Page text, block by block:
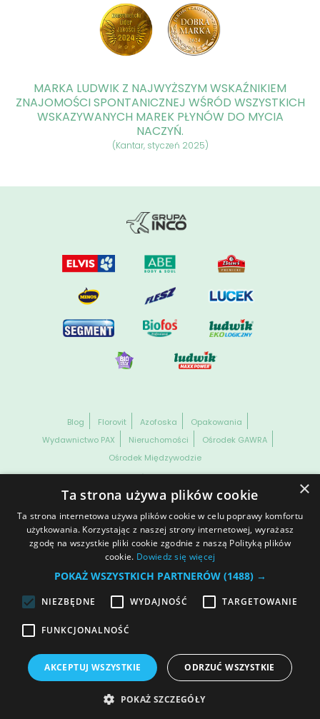
MARKA LUDWIK Z NAJWYŻSZYM WSKAŹNIKIEM
ZNAJOMOŚCI SPONTANICZNEJ WŚRÓD WSZYSTKICH
WSKAZYWANYCH MAREK PŁYNÓW DO MYCIA
NACZYŃ.
(Kantar, styczeń 2025)
Blog Florovit Azofoska
Opakowania
Wydawnictwo PAX
Nieruchomości
Ośrodek GAWRA
Ośrodek Międzywodzie
WSZELKIE PRAWA ZASTRZEŻONE. GRUPA INCO S.A. INFORMACJE
ZAWARTE NA NASZEJ STRONIE NIE STANOWIĄ OFERTY HANDLOWEJ
W ROZUMIENIU OBOWIĄZUJĄCYCH PRZEPISÓW KODEKSU
CYWILNEGO CZY PRAWA HANDLOWEGO.
Dane spółki
Prawa autorskie
Informacja o plikach cookies
Ochrona danych osobowych
© 2025 | Polityka prywatności
Otwórz ustawienia cookies
Dołącz do nas
×
Ta strona używa plików cookie
Ta strona internetowa używa plików cookie w celu poprawy komfortu
użytkowania. Korzystając z naszej strony internetowej, wyrażasz
zgodę na wszystkie pliki cookie zgodnie z naszą Polityką plików
cookie. Dowiedz się więcej
POKAŻ WSZYSTKICH PARTNERÓW (1488) →
NIEZBĘDNE WYDAJNOŚĆ TARGETOWANIE
FUNKCJONALNOŚĆ
AKCEPTUJ WSZYSTKIE ODRZUĆ WSZYSTKIE
POKAŻ SZCZEGÓŁY